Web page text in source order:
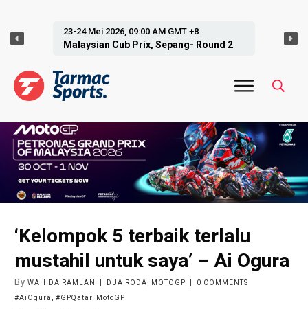
27-28 Jun 2026, 09:00 AM GMT +8
Malaysian Cub Prix, Jempol- Round 3
‘Kelompok 5 terbaik terlalu
mustahil untuk saya’ – Ai Ogura
By WAHIDA RAMLAN DUA RODA MOTOGP 0 COMMENTS
#AiOgura
#GPQatar MotoGP